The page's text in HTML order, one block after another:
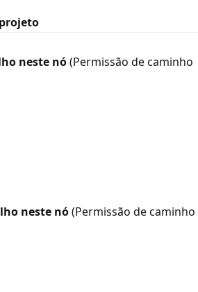
neste nó(Permissão de caminho
neste nó(Permissão de caminho